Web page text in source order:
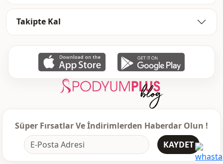
Detay
Kullanim Davet
Kullanim Günlük
Takipte Kal
Süper Fırsatlar Ve İndirimlerden Haberdar Olun !
KAYDET